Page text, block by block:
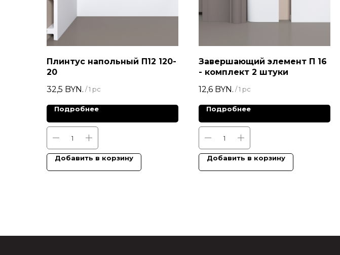
Плинтус напольный П12 120-
20
32,5 BYN. / 1 pc
Подробнее
Добавить в корзину
Завершающий элемент П 16
- комплект 2 штуки
12,6 BYN. / 1 pc
Подробнее
Добавить в корзину